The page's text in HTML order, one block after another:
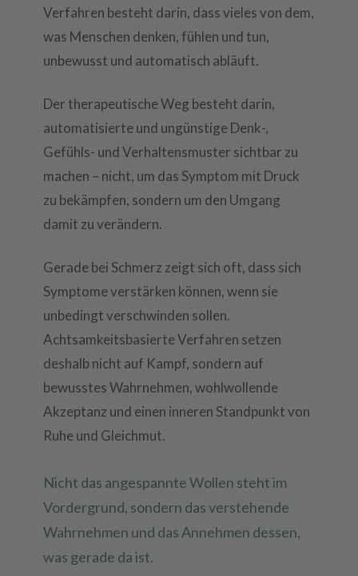
Verfahren besteht darin, dass vieles von dem,
was Menschen denken, fühlen und tun,
unbewusst und automatisch abläuft.
Der therapeutische Weg besteht darin,
automatisierte und ungünstige Denk-,
Gefühls- und Verhaltensmuster sichtbar zu
machen – nicht, um das Symptom mit Druck
zu bekämpfen, sondern um den Umgang
damit zu verändern.
Gerade bei Schmerz zeigt sich oft, dass sich
Symptome verstärken können, wenn sie
unbedingt verschwinden sollen.
Achtsamkeitsbasierte Verfahren setzen
deshalb nicht auf Kampf, sondern auf
bewusstes Wahrnehmen, wohlwollende
Akzeptanz und einen inneren Standpunkt von
Ruhe und Gleichmut.
Nicht das angespannte Wollen steht im
Vordergrund, sondern das verstehende
Wahrnehmen und das Annehmen dessen,
was gerade da ist.